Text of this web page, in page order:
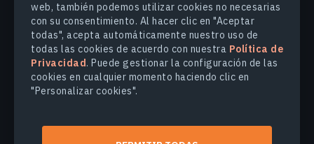
web, también podemos utilizar cookies no necesarias
con su consentimiento. Al hacer clic en "Aceptar
todas", acepta automáticamente nuestro uso de
todas las cookies de acuerdo con nuestra Política de
Privacidad. Puede gestionar la configuración de las
cookies en cualquier momento haciendo clic en
"Personalizar cookies".
COMPANY
EXPLORE